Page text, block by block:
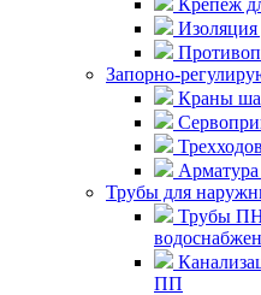
Крепеж
Изоляция
Запорно-
Краны
Арматура
Трубы для
Трубы
ПП